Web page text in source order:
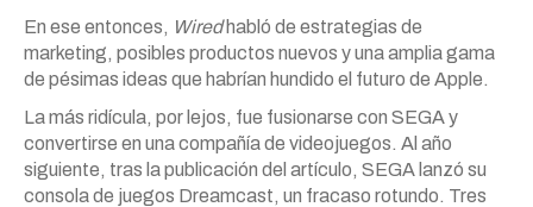
En ese entonces, Wiredhabló de estrategias de
marketing, posibles productos nuevos y una amplia gama
de pésimas ideas que habrían hundido el futuro de Apple.
La más ridícula, por lejos, fue fusionarse con SEGA y
convertirse en una compañía de videojuegos. Al año
siguiente, tras la publicación del artículo, SEGA lanzó su
consola de juegos Dreamcast, un fracaso rotundo. Tres